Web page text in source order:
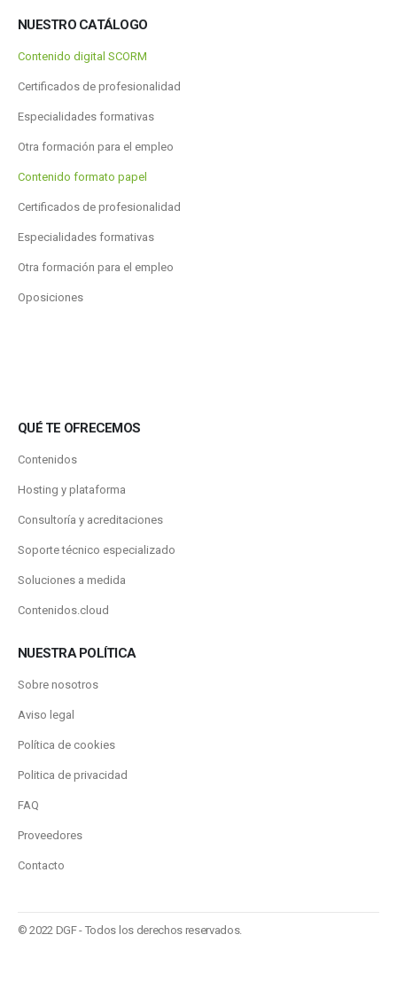
NUESTRO CATÁLOGO
Contenido digital SCORM
Certificados de profesionalidad
Especialidades formativas
Otra formación para el empleo
Contenido formato papel
Certificados de profesionalidad
Especialidades formativas
Otra formación para el empleo
Oposiciones
QUÉ TE OFRECEMOS
Contenidos
Hosting y plataforma
Consultoría y acreditaciones
Soporte técnico especializado
Soluciones a medida
Contenidos.cloud
NUESTRA POLÍTICA
Sobre nosotros
Aviso legal
Política de cookies
Politica de privacidad
FAQ
Proveedores
Contacto
© 2022 DGF - Todos los derechos reservados.